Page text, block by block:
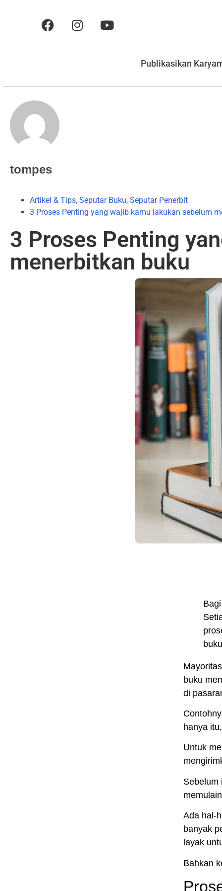
Publikasikan
tompes
Artikel & Tips, Seputar Buku, Seputar Penerbit
3 Proses Penting yang wajib kamu lakukan sebelum
3 Proses Penting
menerbitkan buku
buku
di
hanya
Untuk
Sebelum
Ada hal-
banyak
layak
Bahkan